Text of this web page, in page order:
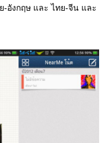
อังกฤษ และ ไทย-จีน และ